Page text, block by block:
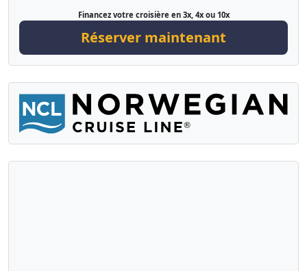
Financez votre croisière en 3x, 4x ou 10x
Réserver maintenant